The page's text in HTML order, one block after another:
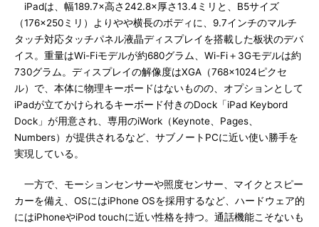
iPadは、幅189.7×高さ242.8×厚さ13.4ミリと、B5サイズ
（176×250ミリ）よりやや横長のボディに、9.7インチのマルチ
タッチ対応タッチパネル液晶ディスプレイを搭載した板状のデバ
イス。重量はWi-Fiモデルが約680グラム、Wi-Fi＋3Gモデルは約
730グラム。ディスプレイの解像度はXGA（768×1024ピクセ
ル）で、本体に物理キーボードはないものの、オプションとして
iPadが立てかけられるキーボード付きのDock「iPad Keybord
Dock」が用意され、専用のiWork（Keynote、Pages、
Numbers）が提供されるなど、サブノートPCに近い使い勝手を
実現している。
一方で、モーションセンサーや照度センサー、マイクとスピー
カーを備え、OSにはiPhone OSを採用するなど、ハードウェア的
にはiPhoneやiPod touchに近い性格を持つ。通話機能こそないも